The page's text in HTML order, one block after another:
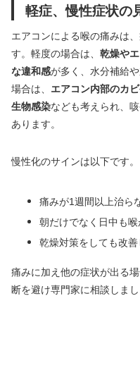
軽症、慢性症状の
エアコンによる喉の痛みは
す。軽度の場合は、 乾燥や
な違和感が多く、水分補給
場合は、 エアコン内部のカ
生物感染なども考えられ、
あります。
慢性化のサインは以下です。
痛みが1週間以上治ら
朝だけでなく日中も
乾燥対策をしても改
痛みに加え他の症状が出る
断を避け専門家に相談しまし